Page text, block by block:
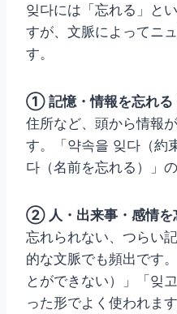
잊다には「忘れる」と
すが、文脈によってニ
す。
① 記憶・情報を忘れる
住所など、頭から情報
す。「약속을 잊다（約
다（名前を忘れる）」
② 人・出来事・感情を
忘れられない、つらい
的な文脈でも頻出です
とができない）」「잊
った形でよく使われます